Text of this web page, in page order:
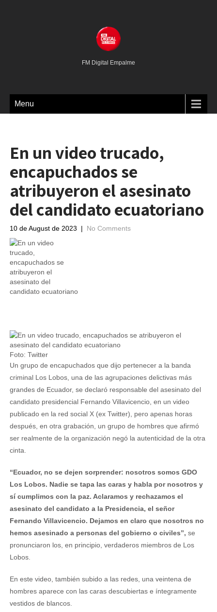
FM Digital Empalme
Menu
En un video trucado,
encapuchados se
atribuyeron el asesinato
del candidato ecuatoriano
10 de August de 2023 | No Comments
Foto: Twitter
Un grupo de encapuchados que dijo pertenecer a la banda
criminal Los Lobos, una de las agrupaciones delictivas más
grandes de Ecuador, se declaró responsable del asesinato del
candidato presidencial Fernando Villavicencio, en un video
publicado en la red social X (ex Twitter), pero apenas horas
después, en otra grabación, un grupo de hombres que afirmó
ser realmente de la organización negó la autenticidad de la otra
cinta.
“Ecuador, no se dejen sorprender: nosotros somos GDO
Los Lobos. Nadie se tapa las caras y habla por nosotros y
sí cumplimos con la paz. Aclaramos y rechazamos el
asesinato del candidato a la Presidencia, el señor
Fernando Villavicencio. Dejamos en claro que nosotros no
hemos asesinado a personas del gobierno o civiles”, se
pronunciaron los, en principio, verdaderos miembros de Los
Lobos.
En este video, también subido a las redes, una veintena de
hombres aparece con las caras descubiertas e íntegramente
vestidos de blancos.